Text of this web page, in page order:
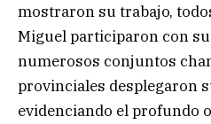
mostraron su trabajo,
Miguel participaron con
numerosos conjuntos
provinciales desplegaron
evidenciando el profundo